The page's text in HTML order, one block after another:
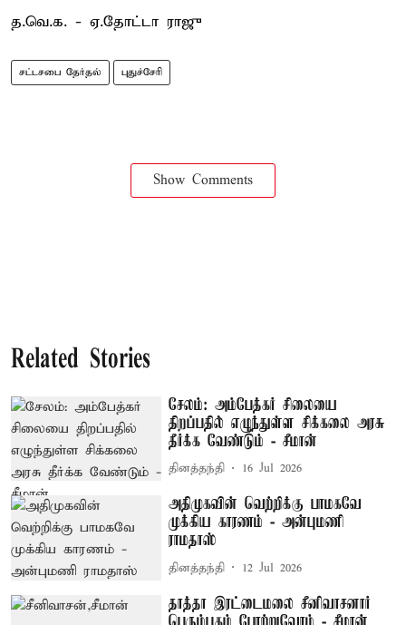
த.வெ.க. - ஏ.தோட்டா ராஜு
சட்டசபை தேர்தல் புதுச்சேரி
Show Comments
Related Stories
சேலம்: அம்பேத்கர் சிலையை
திறப்பதில் எழுந்துள்ள சிக்கலை அரசு
தீர்க்க வேண்டும் - சீமான்
தினத்தந்தி 16 Jul 2026
அதிமுகவின் வெற்றிக்கு பாமகவே
முக்கிய காரணம் - அன்புமணி
ராமதாஸ்
தினத்தந்தி 12 Jul 2026
தாத்தா இரட்டைமலை சீனிவாசனார்